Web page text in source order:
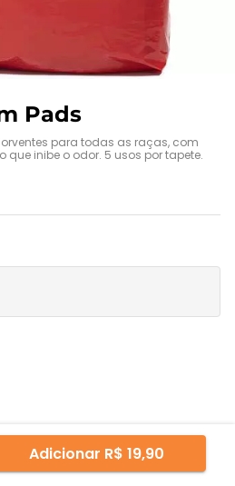
Pads
para todas as raças, com
inibe o odor. 5 usos por tapete.
Adicionar R$ 19,90